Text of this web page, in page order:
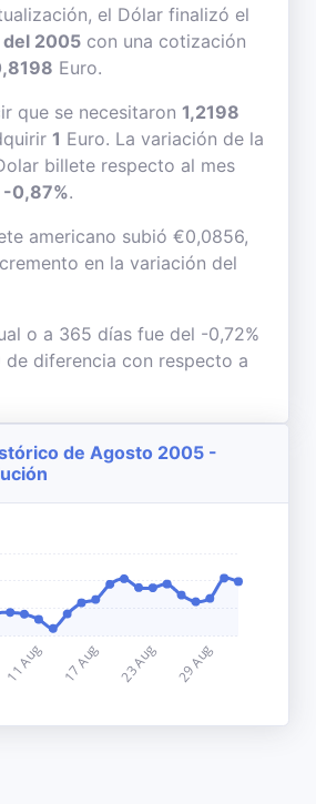
el Dólar finalizó el
2005 con una cotización
Euro.
que se necesitaron 1,2198
1 Euro. La variación de la
billete respecto al mes
-0,87%.
americano subió €0,0856,
en la variación del
o a 365 días fue del -0,72%
diferencia con respecto a
de Agosto 2005 -